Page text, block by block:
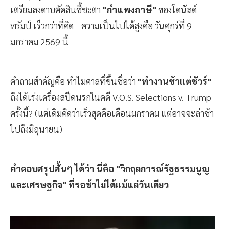
เตรียมลงดาบตัดสินชี้ชะตา "กำแพงภาษี" ของโดนัลด์
ทรัมป์ เร็วกว่าที่คิด—ความเป็นไปได้สูงคือ วันศุกร์ที่ 9
มกราคม 2569 นี้
คำถามสำคัญคือ ทำไมศาลที่ขึ้นชื่อว่า "ทำงานช้าแต่ชัวร์"
ถึงได้เร่งเครื่องสปีดนรกในคดี V.O.S. Selections v. Trump
ครั้งนี้? (แต่เดิมคิดว่าเร็วสุดคือเดือนมกราคม แต่อาจจะล่าช้า
ไปถึงมิถุนายน)
คำตอบสรุปสั้นๆ ได้ว่า นี่คือ "วิกฤตการณ์รัฐธรรมนูญ
และเศรษฐกิจ" ที่รอช้าไม่ได้แม้แต่วันเดียว